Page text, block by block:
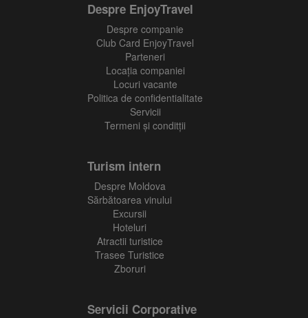
Despre EnjoyTravel
Despre companie
Club Card EnjoyTravel
Parteneri
Locaţia companiei
Locuri vacante
Politica de confidentialitate
Servicii
Termeni și conditții
Turism intern
Despre Moldova
Sărbătoarea vinului
Excursii
Hoteluri
Atractii turistice
Trasee Turistice
Zboruri
Servicii Corporative